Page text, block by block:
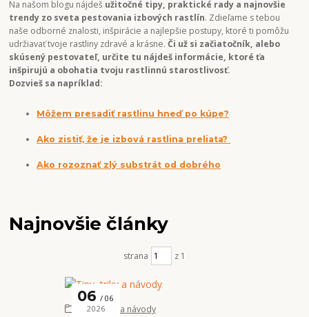
Na našom blogu nájdeš užitočné tipy, praktické rady a najnovšie
trendy zo sveta pestovania izbových rastlín. Zdieľame s tebou
naše odborné znalosti, inšpirácie a najlepšie postupy, ktoré ti pomôžu
udržiavať tvoje rastliny zdravé a krásne.Či už si začiatočník, alebo
skúsený pestovateľ, určite tu nájdeš informácie, ktoré ťa
inšpirujú a obohatia tvoju rastlinnú starostlivosť.
Dozvieš sa napríklad:
Môžem presadiť rastlinu hneď po kúpe?
Ako zistiť, že je izbová rastlina preliata?
Ako rozoznať zlý substrát od dobrého
Najnovšie články
strana z 1
06
06
2026
Tipy, triky a návody